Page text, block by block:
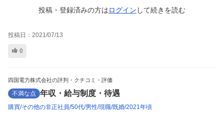
投稿・登録済みの方はログイン して続きを読む
投稿日： 2021/07/13
0
四国電力株式会社の評判・クチコミ・評価
不満な点 年収・給与制度・待遇
購買 その他の非正社員 50代 男性 現職 既婚 2021年頃